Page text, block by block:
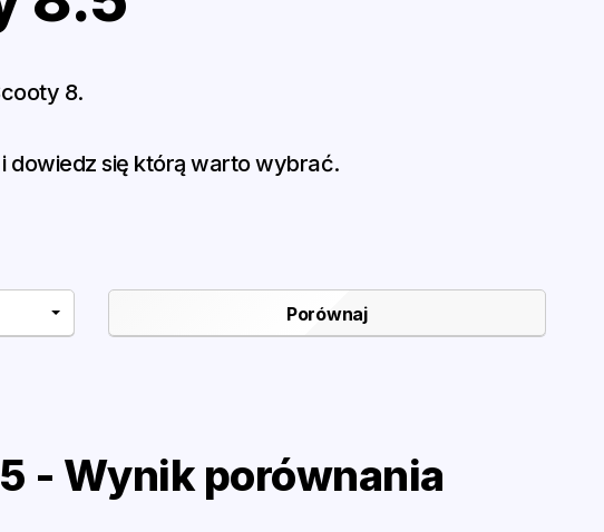
8.
dowiedz się którą warto wybrać.
- Wynik porównania